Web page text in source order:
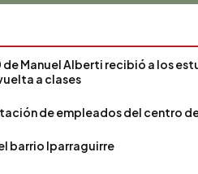
de Manuel Alberti recibió a los
a clases
de empleados del centro
barrio Iparraguirre